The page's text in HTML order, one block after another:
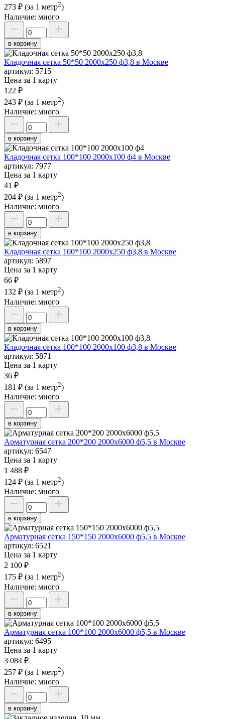
273 ₽ (за 1 метр2)
Наличие: много
в корзину
Кладочная сетка 50*50 2000х250 ф3,8 в Москве
артикул: 5715
Цена за 1 карту
122 ₽
243 ₽ (за 1 метр2)
Наличие: много
в корзину
Кладочная сетка 100*100 2000х100 ф4 в Москве
артикул: 7977
Цена за 1 карту
41 ₽
204 ₽ (за 1 метр2)
Наличие: много
в корзину
Кладочная сетка 100*100 2000х250 ф3,8 в Москве
артикул: 5897
Цена за 1 карту
66 ₽
132 ₽ (за 1 метр2)
Наличие: много
в корзину
Кладочная сетка 100*100 2000х100 ф3,8 в Москве
артикул: 5871
Цена за 1 карту
36 ₽
181 ₽ (за 1 метр2)
Наличие: много
в корзину
Арматурная сетка 200*200 2000х6000 ф5,5 в Москве
артикул: 6547
Цена за 1 карту
1 488 ₽
124 ₽ (за 1 метр2)
Наличие: много
в корзину
Арматурная сетка 150*150 2000х6000 ф5,5 в Москве
артикул: 6521
Цена за 1 карту
2 100 ₽
175 ₽ (за 1 метр2)
Наличие: много
в корзину
Арматурная сетка 100*100 2000х6000 ф5,5 в Москве
артикул: 6495
Цена за 1 карту
3 084 ₽
257 ₽ (за 1 метр2)
Наличие: много
в корзину